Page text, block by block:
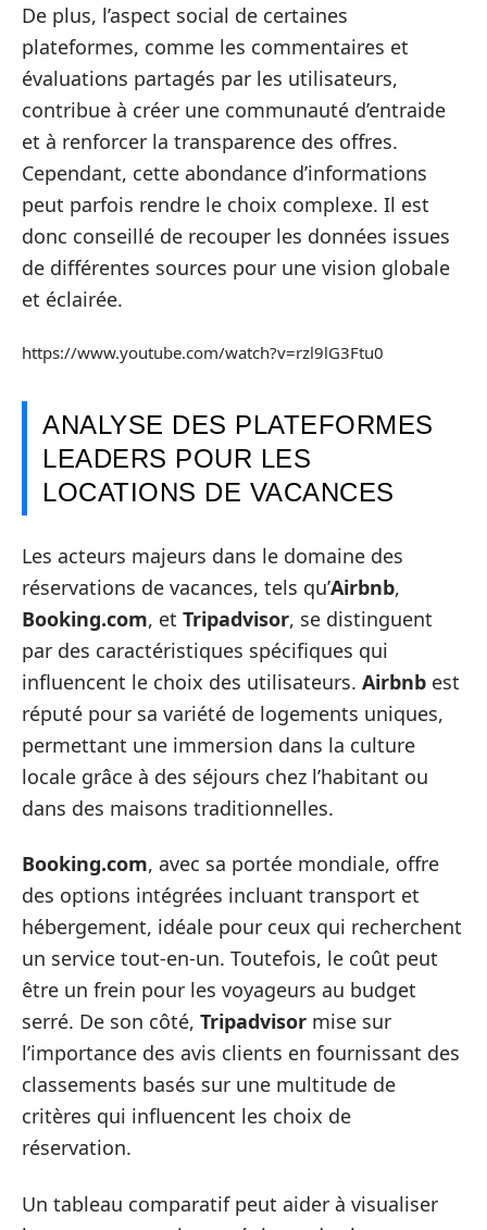
De plus, l’aspect social de certaines
plateformes, comme les commentaires et
évaluations partagés par les utilisateurs,
contribue à créer une communauté d’entraide
et à renforcer la transparence des offres.
Cependant, cette abondance d’informations
peut parfois rendre le choix complexe. Il est
donc conseillé de recouper les données issues
de différentes sources pour une vision globale
et éclairée.
https://www.youtube.com/watch?v=rzl9lG3Ftu0
ANALYSE DES PLATEFORMES
LEADERS POUR LES
LOCATIONS DE VACANCES
Les acteurs majeurs dans le domaine des
réservations de vacances, tels qu’Airbnb,
Booking.com, et Tripadvisor, se distinguent
par des caractéristiques spécifiques qui
influencent le choix des utilisateurs. Airbnb est
réputé pour sa variété de logements uniques,
permettant une immersion dans la culture
locale grâce à des séjours chez l’habitant ou
dans des maisons traditionnelles.
Booking.com, avec sa portée mondiale, offre
des options intégrées incluant transport et
hébergement, idéale pour ceux qui recherchent
un service tout-en-un. Toutefois, le coût peut
être un frein pour les voyageurs au budget
serré. De son côté, Tripadvisor mise sur
l’importance des avis clients en fournissant des
classements basés sur une multitude de
critères qui influencent les choix de
réservation.
Un tableau comparatif peut aider à visualiser